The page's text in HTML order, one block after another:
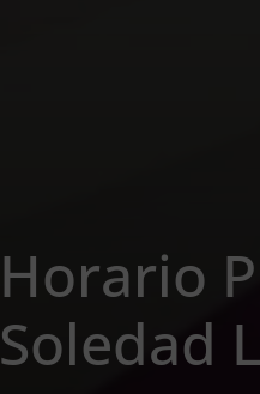
Horario
Soledad